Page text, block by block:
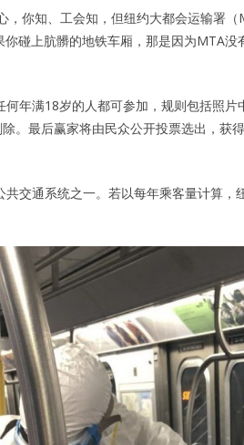
，你知、工会知，但纽约大都会运输署
碰上肮髒的地铁车厢，那是因为MTA没
年满18岁的人都可参加，规则包括照
。最后赢家将由民众公开投票选出，获
交通系统之一。若以每年乘客量计算，